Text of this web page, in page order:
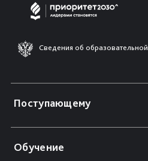
Сведения об
Поступающему
Обучение